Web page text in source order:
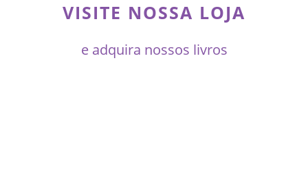
VISITE NOSSA LOJA
e adquira nossos livros